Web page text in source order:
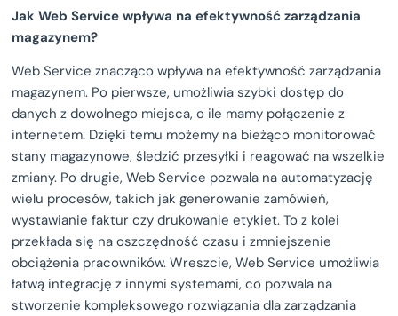
Jak Web Service wpływa na efektywność zarządzania
magazynem?
Web Service znacząco wpływa na efektywność zarządzania
magazynem. Po pierwsze, umożliwia szybki dostęp do
danych z dowolnego miejsca, o ile mamy połączenie z
internetem. Dzięki temu możemy na bieżąco monitorować
stany magazynowe, śledzić przesyłki i reagować na wszelkie
zmiany. Po drugie, Web Service pozwala na automatyzację
wielu procesów, takich jak generowanie zamówień,
wystawianie faktur czy drukowanie etykiet. To z kolei
przekłada się na oszczędność czasu i zmniejszenie
obciążenia pracowników. Wreszcie, Web Service umożliwia
łatwą integrację z innymi systemami, co pozwala na
stworzenie kompleksowego rozwiązania dla zarządzania